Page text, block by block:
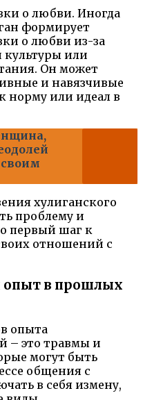
о любви. Иногда
формирует
о любви из-за
культуры или
Он может
и навязчивые
норму или идеал в
хулиганского
проблему и
первый шаг к
отношений с
в прошлых
опыта
– это травмы и
могут быть
общения с
в себя измену,